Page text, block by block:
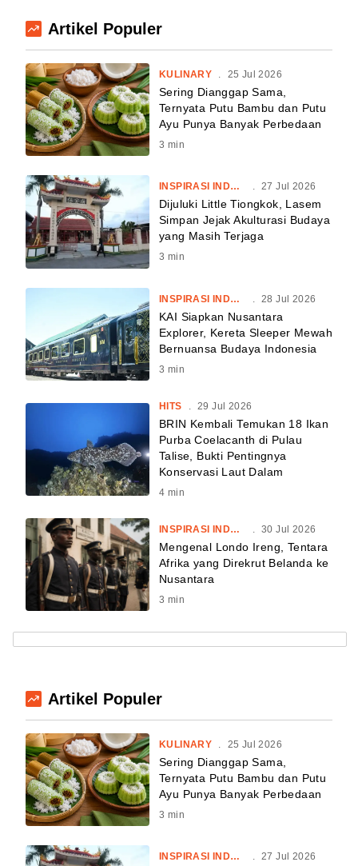
Artikel Populer
KULINARY . 25 Jul 2026
Sering Dianggap Sama,
Ternyata Putu Bambu dan Putu
Ayu Punya Banyak Perbedaan
3 min
INSPIRASI INDONESIA . 27 Jul 2026
Dijuluki Little Tiongkok, Lasem
Simpan Jejak Akulturasi Budaya
yang Masih Terjaga
3 min
INSPIRASI INDONESIA 28 Jul 2026
KAI Siapkan Nusantara
Explorer, Kereta Sleeper Mewah
Bernuansa Budaya Indonesia
3 min
HITS 29 Jul 2026
BRIN Kembali Temukan 18 Ikan
Purba Coelacanth di Pulau
Talise, Bukti Pentingnya
Konservasi Laut Dalam
4 min
INSPIRASI INDONESIA . 30 Jul 2026
Mengenal Londo Ireng, Tentara
Afrika yang Direkrut Belanda ke
Nusantara
3 min
Artikel Populer
KULINARY . 25 Jul 2026
Sering Dianggap Sama,
Ternyata Putu Bambu dan Putu
Ayu Punya Banyak Perbedaan
3 min
INSPIRASI INDONESIA . 27 Jul 2026